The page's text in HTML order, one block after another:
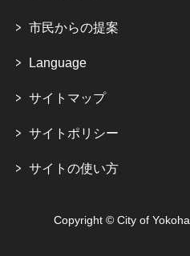
市民からの提案
Language
サイトマップ
サイトポリシー
サイトの使い方
Copyright © City of